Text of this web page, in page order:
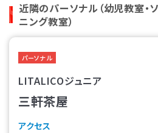
近隣のパーソナル（幼児教室・
ニング教室）
パーソナル
LITALICOジュニア
三軒茶屋
アクセス